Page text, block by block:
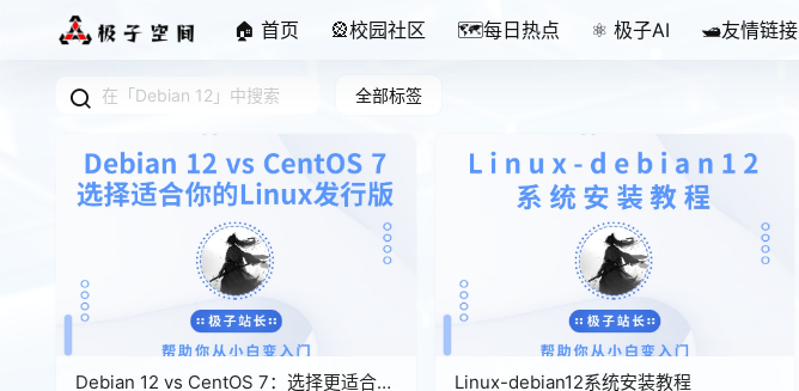
🏠 首页 🎡校园社区 🗺️每日热点 ⚛️ 极子AI 🛥️友情链接
全部标签
Debian 12 vs CentOS 7：选择更适合你
Linux-debian12系统安装教程